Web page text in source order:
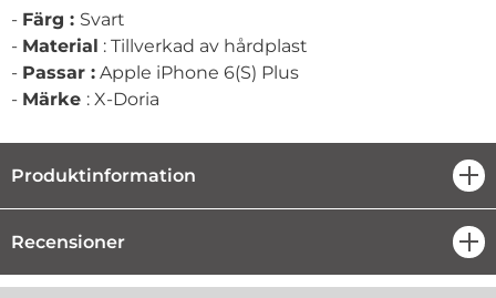
- Färg : Svart
- Material : Tillverkad av hårdplast
- Passar : Apple iPhone 6(S) Plus
- Märke : X-Doria
Produktinformation
Recensioner